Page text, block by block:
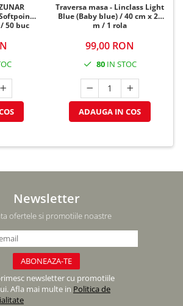
50 buc
Traversa masa - Linclass Light
Blue (Baby blue) / 40 cm x 24
m / 1 rola
99,00 RON
80IN STOC
ADAUGA IN COS
Newsletter
ofertele si promotiile noastre
newsletter cu promotiile
Afla mai multe in Politica de